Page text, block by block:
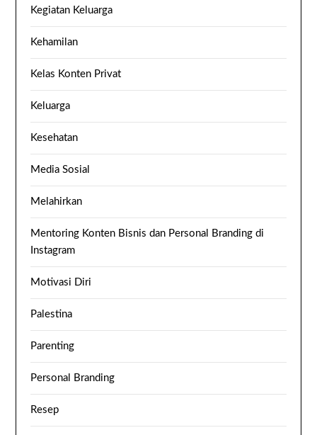
Kegiatan Keluarga
Kehamilan
Kelas Konten Privat
Keluarga
Kesehatan
Media Sosial
Melahirkan
Mentoring Konten Bisnis dan Personal Branding di
Instagram
Motivasi Diri
Palestina
Parenting
Personal Branding
Resep